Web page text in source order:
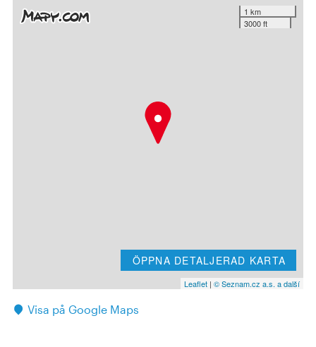
1 km
3000 ft
ÖPPNA DETALJERAD KARTA
Leaflet | © Seznam.cz a.s. a další
Visa på Google Maps